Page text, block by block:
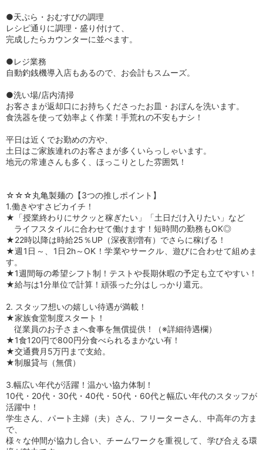
●天ぷら・おむすびの調理
レシピ通りに調理・盛り付けて、
完成したらカウンターに並べます。
●レジ業務
自動釣銭機導入店もあるので、お会計もスムーズ。
●洗い場/店内清掃
お客さまが返却口にお持ちくださったお皿・おぼんを洗います。
食洗器を使って効率よく作業！手荒れの不安もナシ！
平日は近くでお勤めの方や、
土日はご家族連れのお客さまが多くいらっしゃいます。
地元の常連さんも多く、ほっこりとした雰囲気！
☆☆☆丸亀製麺の【3つの推しポイント】
1.働きやすさピカイチ！
★「授業終わりにサクッと稼ぎたい」「土日だけ入りたい」など
ライフスタイルに合わせて働けます！短時間の勤務もOK◎
★22時以降は時給25％UP（深夜割増有）でさらに稼げる！
★週1日～、1日2h～OK！学業やサークル、遊びに合わせて組めま
す。
★1週間毎の希望シフト制！テストや長期休暇の予定も立てやすい！
★給与は1分単位で計算！頑張った分はしっかり還元。
2. スタッフ想いの嬉しい待遇が満載！
★家族食堂制度スタート！
従業員のお子さまへ食事を無償提供！（※詳細待遇欄）
★1食120円で800円分食べられるまかない有！
★交通費月5万円まで支給。
★制服貸与（無償）
3.幅広い年代が活躍！温かい協力体制！
10代・20代・30代・40代・50代・60代と幅広い年代のスタッフが
活躍中！
学生さん、パート主婦（夫）さん、フリーターさん、中高年の方ま
で、
様々な仲間が協力し合い、チームワークを重視して、学び合える環